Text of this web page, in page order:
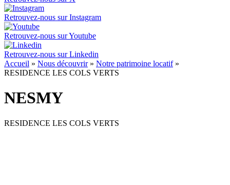
Retrouvez-nous surInstagram
Retrouvez-nous surYoutube
Retrouvez-nous surLinkedin
Accueil » Nous découvrir» Notre patrimoine locatif»
RESIDENCE LES COLS VERTS
NESMY
RESIDENCE LES COLS VERTS